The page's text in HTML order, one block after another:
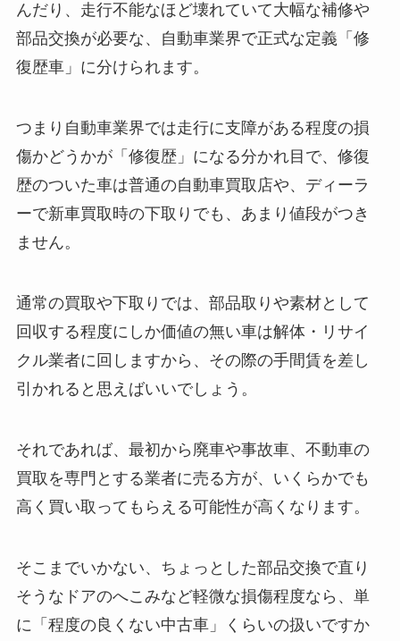
んだり、走行不能なほど壊れていて大幅な補修や
部品交換が必要な、自動車業界で正式な定義「修
復歴車」に分けられます。
つまり自動車業界では走行に支障がある程度の損
傷かどうかが「修復歴」になる分かれ目で、修復
歴のついた車は普通の自動車買取店や、ディーラ
ーで新車買取時の下取りでも、あまり値段がつき
ません。
通常の買取や下取りでは、部品取りや素材として
回収する程度にしか価値の無い車は解体・リサイ
クル業者に回しますから、その際の手間賃を差し
引かれると思えばいいでしょう。
それであれば、最初から廃車や事故車、不動車の
買取を専門とする業者に売る方が、いくらかでも
高く買い取ってもらえる可能性が高くなります。
そこまでいかない、ちょっとした部品交換で直り
そうなドアのへこみなど軽微な損傷程度なら、単
に「程度の良くない中古車」くらいの扱いですか